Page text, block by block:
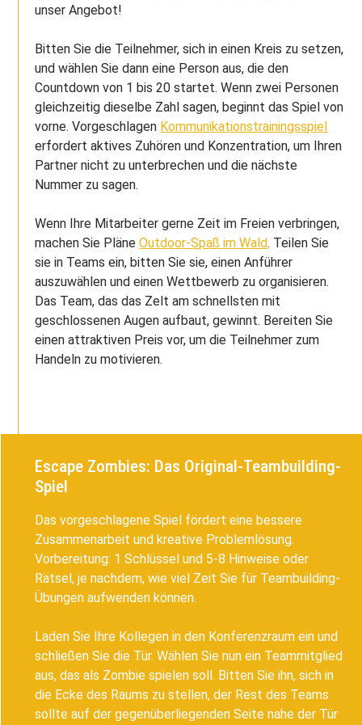
unser Angebot!
Bitten Sie die Teilnehmer, sich in einen Kreis zu setzen,
und wählen Sie dann eine Person aus, die den
Countdown von 1 bis 20 startet. Wenn zwei Personen
gleichzeitig dieselbe Zahl sagen, beginnt das Spiel von
vorne. Vorgeschlagen Kommunikationstrainingsspiel
erfordert aktives Zuhören und Konzentration, um Ihren
Partner nicht zu unterbrechen und die nächste
Nummer zu sagen.
Wenn Ihre Mitarbeiter gerne Zeit im Freien verbringen,
machen Sie PläneOutdoor-Spaß im Wald. Teilen Sie
sie in Teams ein, bitten Sie sie, einen Anführer
auszuwählen und einen Wettbewerb zu organisieren.
Das Team, das das Zelt am schnellsten mit
geschlossenen Augen aufbaut, gewinnt. Bereiten Sie
einen attraktiven Preis vor, um die Teilnehmer zum
Handeln zu motivieren.
Escape Zombies: Das Original-Teambuilding-
Spiel
Das vorgeschlagene Spiel fördert eine bessere
Zusammenarbeit und kreative Problemlösung.
Vorbereitung: 1 Schlüssel und 5-8 Hinweise oder
Rätsel, je nachdem, wie viel Zeit Sie für Teambuilding-
Übungen aufwenden können.
Laden Sie Ihre Kollegen in den Konferenzraum ein und
schließen Sie die Tür. Wählen Sie nun ein Teammitglied
aus, das als Zombie spielen soll. Bitten Sie ihn, sich in
die Ecke des Raums zu stellen, der Rest des Teams
sollte auf der gegenüberliegenden Seite nahe der Tür